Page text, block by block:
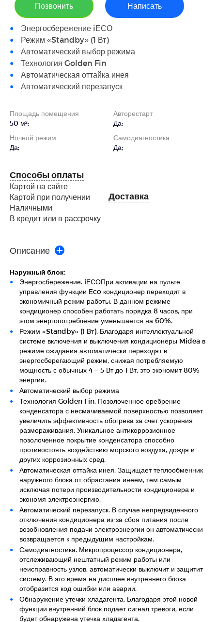
Позвонить Написать
Энергосбережение iЕСО
Режим «Standby» (1 Вт)
Автоматический выбор режима
Технология Golden Fin
Автоматическая оттайка инея
Автоматический перезапуск
Площадь помещения
50 м²;
Авторестарт
Да;
Ночной режим
Да;
Cамодиагностика
Да;
Способы оплаты
Картой на сайте
Картой при получении
Наличными
В кредит или в рассрочку
Доставка
Описание
Наружный блок:
Энергосбережение. iЕСОПри активации на пульте
управления функции Eco кондиционер переходит в
экономичный режим работы. В данном режиме
кондиционер способен работать порядка 8 часов, при
этом энергопотребление уменьшается на 60%.
Режим «Standby» (1 Вт). Благодаря интеллектуальной
системе включения и выключения кондиционеры Midea в
режиме ожидания автоматически переходят в
энергосберегающий режим, снижая потребляемую
мощность с обычных 4 – 5 Вт до 1 Вт, это экономит 80%
энергии.
Автоматический выбор режима
Технология Golden Fin. Позолоченное оребрение
конденсатора с несмачиваемой поверхностью позволяет
увеличить эффективность обогрева за счет ускорения
размораживания. Уникальное антикоррозионное
позолоченное покрытие конденсатора способно
противостоять воздействию морского воздуха, дождя и
других коррозионных сред.
Автоматическая оттайка инея. Защищает теплообменник
наружного блока от обрастания инеем, тем самым
исключая потери производительности кондиционера и
экономя электроэнергию.
Автоматический перезапуск. В случае непредвиденного
отключения кондиционера из-за сбоя питания после
возобновления подачи электроэнергии он автоматически
возвращается к предыдущим настройкам.
Самодиагностика. Микропроцессор кондиционера,
отслеживающий нештатный режим работы или
неисправность узлов, автоматически выключит и защитит
систему. В это время на дисплее внутреннего блока
отобразится код ошибки или аварии.
Обнаружение утечки хладагента. Благодаря этой новой
функции внутренний блок подает сигнал тревоги, если
будет обнаружена утечка хладагента.